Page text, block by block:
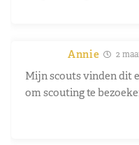
Annie 2
Mijn scouts vinden dit
om scouting te